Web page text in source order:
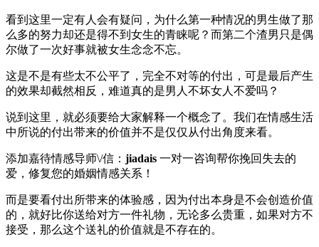
看到这里一定有人会有疑问，为什么第一种情况的男生做了那
么多的努力却还是得不到女生的青睐呢？而第二个渣男只是偶
尔做了一次好事就被女生念念不忘。
这是不是有些太不公平了，完全不对等的付出，可是最后产生
的效果却截然相反，难道真的是男人不坏女人不爱吗？
说到这里，就必须要给大家解释一个概念了。我们在情感生活
中所说的付出带来的价值并不是仅仅从付出角度来看。
添加嘉待情感导师\/信： jiadais 一对一咨询帮你挽回失去的
爱，修复您的婚姻情感关系！
而是要看付出所带来的体验感，因为付出本身是不会创造价值
的，就好比你送给对方一件礼物，无论多么贵重，如果对方不
接受，那么这个送礼的价值就是不存在的。